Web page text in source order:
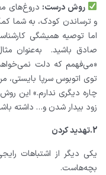
روش درست: دروغ‌های
و ترساندن کودک، به شما
اما توصیه همیشگی
صادق باشید. به‌عنوان
«می‌فهمم که دلت
توی اتوبوس سرپا بایستی،
چاره دیگری ندارم.» این
زود بیدار شدن و… داشته
2.تهدید کردن
یکی دیگر از اشتباهات
بچه‌هاست.